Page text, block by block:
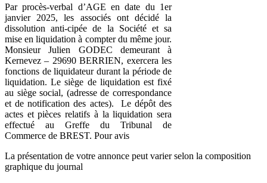
Par procès-verbal d’AGE en date du 1er
janvier 2025, les associés ont décidé la
dissolution anti-cipée de la Société et sa
mise en liquidation à compter du même jour.
Monsieur Julien GODEC demeurant à
Kernevez – 29690 BERRIEN, exercera les
fonctions de liquidateur durant la période de
liquidation. Le siège de liquidation est fixé
au siège social, (adresse de correspondance
et de notification des actes). Le dépôt des
actes et pièces relatifs à la liquidation sera
effectué au Greffe du Tribunal de
Commerce de BREST. Pour avis
La présentation de votre annonce peut varier selon la composition
graphique du journal